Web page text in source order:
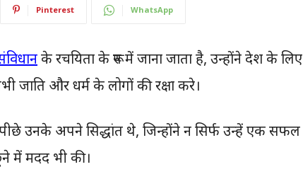
Pinterest WhatsApp
के रचयिता के रूप में जाना जाता है, उन्होंने देश के लिए
जाति और धर्म के लोगों की रक्षा करे।
उनके अपने सिद्धांत थे, जिन्होंने न सिर्फ उन्हें एक सफल
में मदद भी की।